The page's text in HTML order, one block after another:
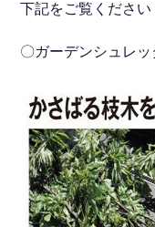
下記をご覧ください
〇ガーデンシュレ